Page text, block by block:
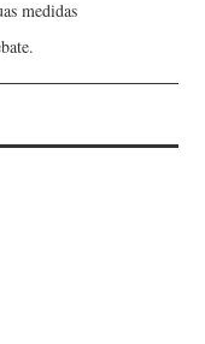
medidas